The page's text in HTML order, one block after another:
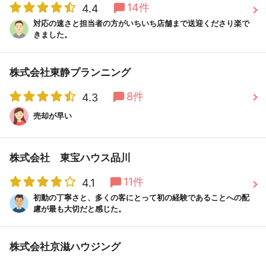
4.4 14件
対応の速さと担当者の方がいちいち店舗まで送迎くださり楽で
きました。
株式会社東静プランニング
4.3 8件
売却が早い
株式会社 東宝ハウス品川
4.1 11件
初動の丁寧さと、多くの客にとって初の経験であることへの配
慮が最も大切だと感じた。
株式会社京滋ハウジング